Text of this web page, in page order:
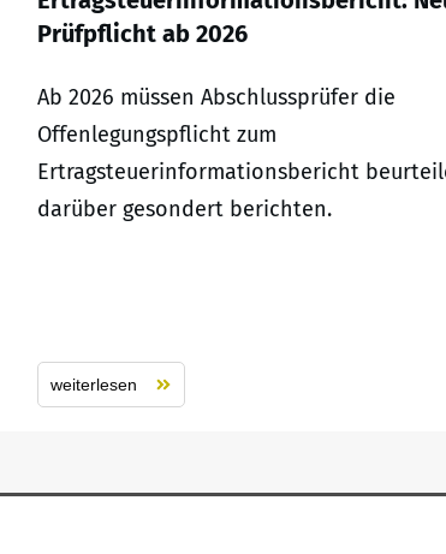
Prüfpflicht ab 2026
Ab 2026 müssen Abschlussprüfer die
Offenlegungspflicht zum
Ertragsteuerinformationsbericht
darüber gesondert berichten.
weiterlesen